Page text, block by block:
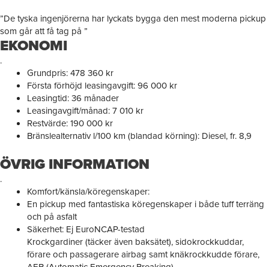
”De tyska ingenjörerna har lyckats bygga den mest moderna pickup
som går att få tag på ”
EKONOMI
.
Grundpris: 478 360 kr
Första förhöjd leasingavgift: 96 000 kr
Leasingtid: 36 månader
Leasingavgift/månad: 7 010 kr
Restvärde: 190 000 kr
Bränslealternativ l/100 km (blandad körning): Diesel, fr. 8,9
ÖVRIG INFORMATION
.
Komfort/känsla/köregenskaper:
En pickup med fantastiska köregenskaper i både tuff terräng
och på asfalt
Säkerhet: Ej EuroNCAP-testad
Krockgardiner (täcker även baksätet), sidokrockkuddar,
förare och passagerare airbag samt knäkrockkudde förare,